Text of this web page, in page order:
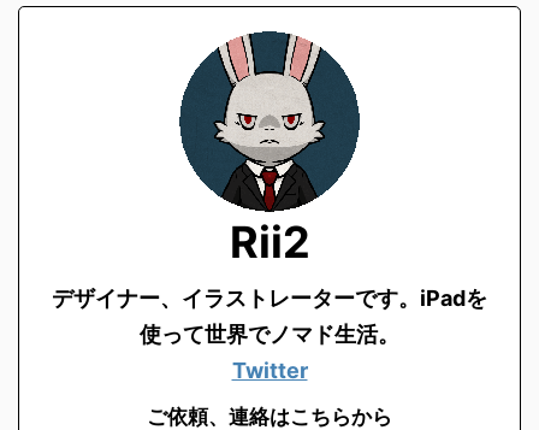
Rii2
デザイナー、イラストレーターです。 iPadを
使って世界でノマド生活。
Twitter
ご依頼、連絡はこちらから